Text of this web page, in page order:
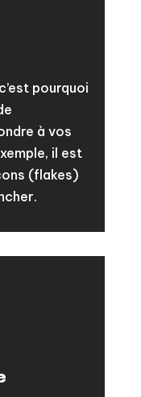
pourquoi
à vos
il est
(flakes)